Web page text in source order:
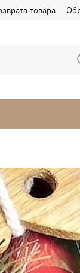
товара